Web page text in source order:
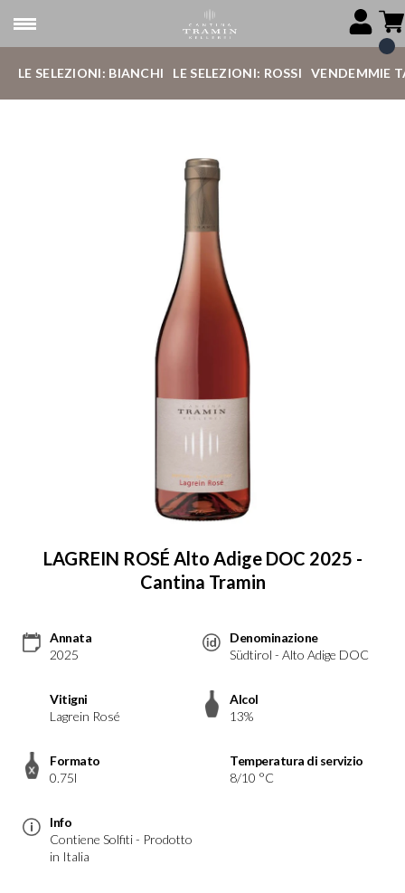
LE SELEZIONI: BIANCHI LE SELEZIONI: ROSSI VENDEMMIE
LAGREIN ROSÉ Alto Adige DOC 2025 -
Cantina Tramin
Annata
2025
Denominazione
Südtirol - Alto Adige DOC
Vitigni
Lagrein Rosé
Alcol
13%
Formato
0.75l
Temperatura di servizio
8/10 °C
Info
Contiene Solfiti - Prodotto
in Italia